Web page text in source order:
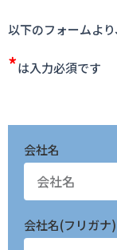
以下のフォームよ
*は入力必須です
会社名
会社名(フリガナ)